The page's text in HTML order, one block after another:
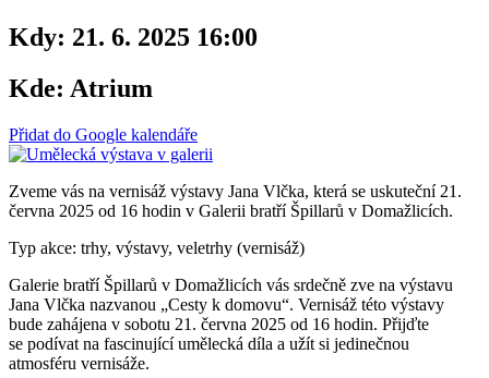
Kdy: 21. 6. 2025 16:00
Kde: Atrium
Přidat do Google kalendáře
Zveme vás na vernisáž výstavy Jana Vlčka, která se uskuteční 21.
června 2025 od 16 hodin v Galerii bratří Špillarů v Domažlicích.
Typ akce: trhy, výstavy, veletrhy (vernisáž)
Galerie bratří Špillarů v Domažlicích vás srdečně zve na výstavu
Jana Vlčka nazvanou „Cesty k domovu“. Vernisáž této výstavy
bude zahájena v sobotu 21. června 2025 od 16 hodin. Přijďte
se podívat na fascinující umělecká díla a užít si jedinečnou
atmosféru vernisáže.